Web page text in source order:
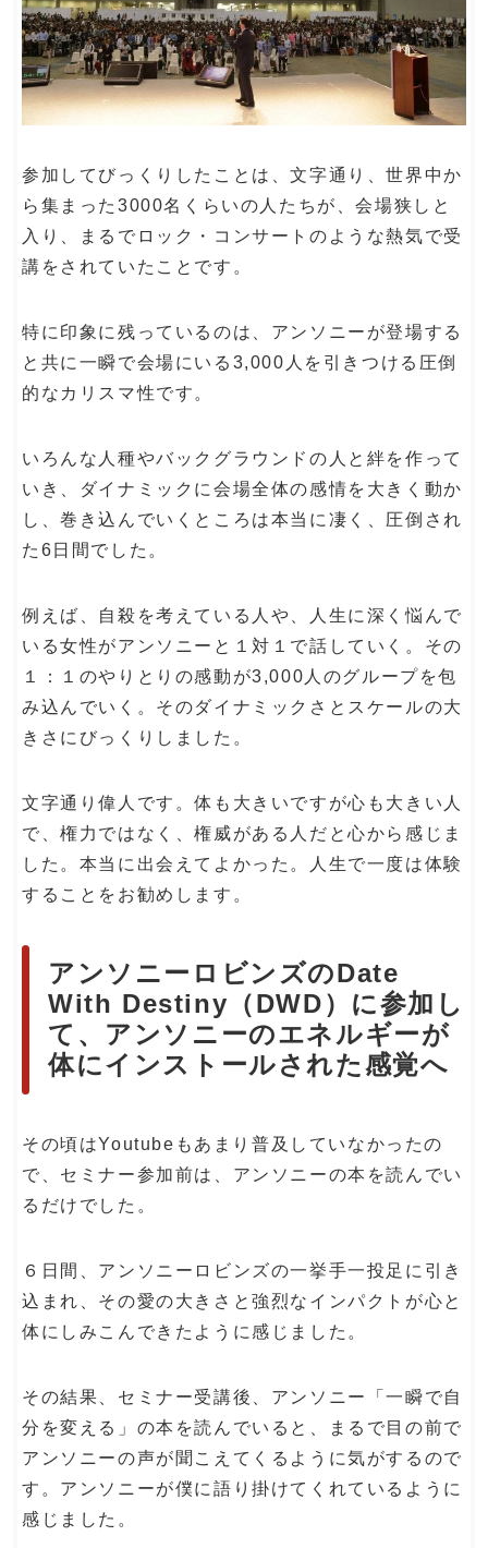
参加してびっくりしたことは、文字通り、世界中か
ら集まった3000名くらいの人たちが、会場狭しと
入り、まるでロック・コンサートのような熱気で受
講をされていたことです。
特に印象に残っているのは、アンソニーが登場する
と共に一瞬で会場にいる3,000人を引きつける圧倒
的なカリスマ性です。
いろんな人種やバックグラウンドの人と絆を作って
いき、ダイナミックに会場全体の感情を大きく動か
し、巻き込んでいくところは本当に凄く、圧倒され
た6日間でした。
例えば、自殺を考えている人や、人生に深く悩んで
いる女性がアンソニーと１対１で話していく。その
１：１のやりとりの感動が3,000人のグループを包
み込んでいく。そのダイナミックさとスケールの大
きさにびっくりしました。
文字通り偉人です。体も大きいですが心も大きい人
で、権力ではなく、権威がある人だと心から感じま
した。本当に出会えてよかった。人生で一度は体験
することをお勧めします。
アンソニーロビンズのDate
With Destiny（DWD）に参加し
て、アンソニーのエネルギーが
体にインストールされた感覚へ
その頃はYoutubeもあまり普及していなかったの
で、セミナー参加前は、アンソニーの本を読んでい
るだけでした。
６日間、アンソニーロビンズの一挙手一投足に引き
込まれ、その愛の大きさと強烈なインパクトが心と
体にしみこんできたように感じました。
その結果、セミナー受講後、アンソニー「一瞬で自
分を変える」の本を読んでいると、まるで目の前で
アンソニーの声が聞こえてくるように気がするので
す。アンソニーが僕に語り掛けてくれているように
感じました。